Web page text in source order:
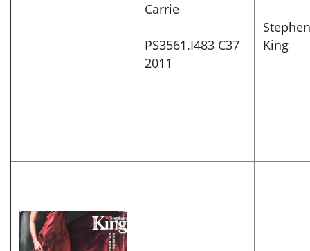
Carrie
PS3561.I483 C37
2011
Stephen
King